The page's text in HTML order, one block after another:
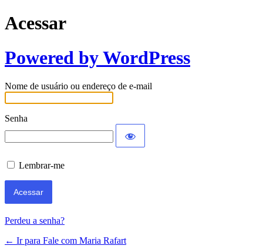
Acessar
Powered by WordPress
Nome de usuário ou endereço de e-mail
Senha
Lembrar-me
Perdeu a senha?
← Ir para Fale com Maria Rafart